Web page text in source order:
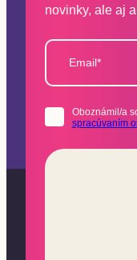
novinky, ale aj
Email*
Oboznámil/a
spracúvaním